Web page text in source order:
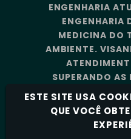
ENGENHARIA
ENGENHARIA
MEDICINA DO
AMBIENTE.
SUPERANDO
MERCADO, A
CONTA COM
CAPACITADOS
ESTE SITE USA
QUE VOCÊ